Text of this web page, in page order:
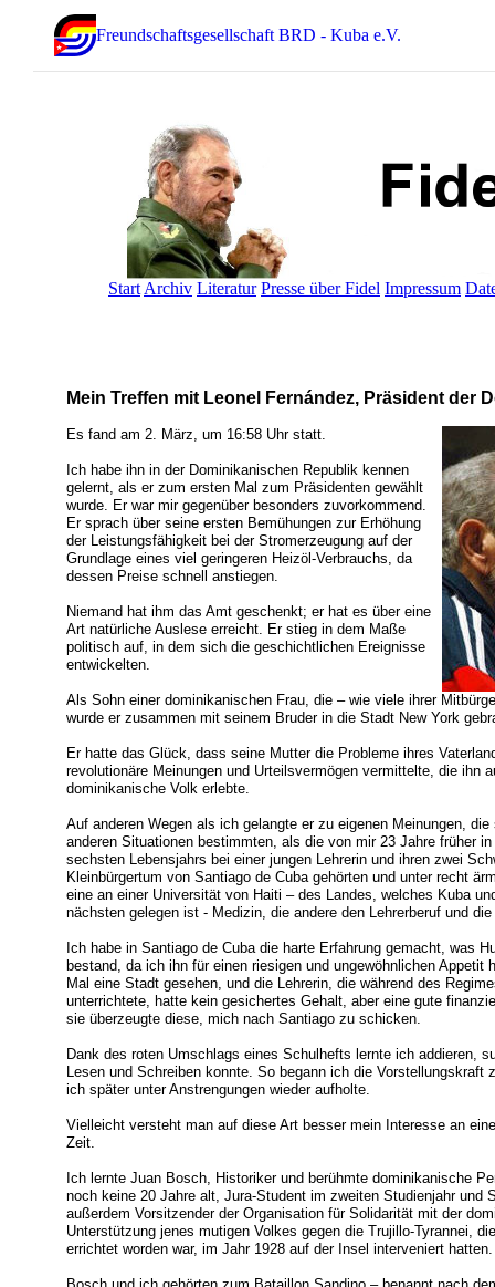
Freundschaftsgesellschaft BRD - Kuba e.V.
Start Archiv Literatur Presse über Fidel Impressum
Mein Treffen mit Leonel Fernández, Präsident der
Es fand am 2. März, um 16:58 Uhr statt.
Ich habe ihn in der Dominikanischen Republik kennen
gelernt, als er zum ersten Mal zum Präsidenten gewählt
wurde. Er war mir gegenüber besonders zuvorkommend.
Er sprach über seine ersten Bemühungen zur Erhöhung
der Leistungsfähigkeit bei der Stromerzeugung auf der
Grundlage eines viel geringeren Heizöl-Verbrauchs, da
dessen Preise schnell anstiegen.
Niemand hat ihm das Amt geschenkt; er hat es über eine
Art natürliche Auslese erreicht. Er stieg in dem Maße
politisch auf, in dem sich die geschichtlichen Ereignisse
entwickelten.
Als Sohn einer dominikanischen Frau, die – wie viele ihrer
wurde er zusammen mit seinem Bruder in die Stadt New York
Er hatte das Glück, dass seine Mutter die Probleme ihres
revolutionäre Meinungen und Urteilsvermögen vermittelte, die ihn
dominikanische Volk erlebte.
Auf anderen Wegen als ich gelangte er zu eigenen Meinungen,
anderen Situationen bestimmten, als die von mir 23 Jahre früher
sechsten Lebensjahrs bei einer jungen Lehrerin und ihren zwei
Kleinbürgertum von Santiago de Cuba gehörten und unter recht
eine an einer Universität von Haiti – des Landes, welches Kuba
nächsten gelegen ist - Medizin, die andere den Lehrerberuf und
Ich habe in Santiago de Cuba die harte Erfahrung gemacht, was
bestand, da ich ihn für einen riesigen und ungewöhnlichen
Mal eine Stadt gesehen, und die Lehrerin, die während des
unterrichtete, hatte kein gesichertes Gehalt, aber eine gute
sie überzeugte diese, mich nach Santiago zu schicken.
Dank des roten Umschlags eines Schulhefts lernte ich addieren,
Lesen und Schreiben konnte. So begann ich die
ich später unter Anstrengungen wieder aufholte.
Vielleicht versteht man auf diese Art besser mein Interesse an
Zeit.
Ich lernte Juan Bosch, Historiker und berühmte dominikanische
noch keine 20 Jahre alt, Jura-Student im zweiten Studienjahr und
außerdem Vorsitzender der Organisation für Solidarität mit der
Unterstützung jenes mutigen Volkes gegen die Trujillo-Tyrannei,
errichtet worden war, im Jahr 1928 auf der Insel interveniert hatten.